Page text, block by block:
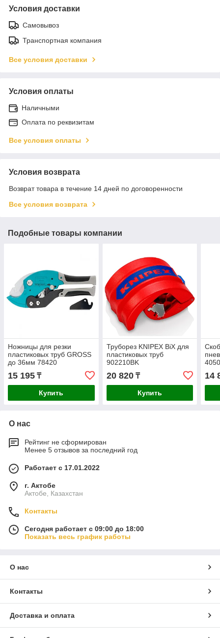
Условия доставки
Самовывоз
Транспортная компания
Все условия доставки
Условия оплаты
Наличными
Оплата по реквизитам
Все условия оплаты
Условия возврата
Возврат товара в течение 14 дней по договоренности
Все условия возврата
Подобные товары компании
Ножницы для резки
пластиковых труб GROSS
до 36мм 78420
15 195 ₸
Купить
Труборез KNIPEX BiX для
пластиковых труб
902210BK
20 820₸
Купить
14
О нас
Рейтинг не сформирован
Менее 5 отзывов за последний год
Работает с 17.01.2022
г. Актобе
Актобе, Казахстан
Контакты
Сегодня работает с 09:00 до 18:00
Показать весь график работы
О нас
Контакты
Доставка и оплата